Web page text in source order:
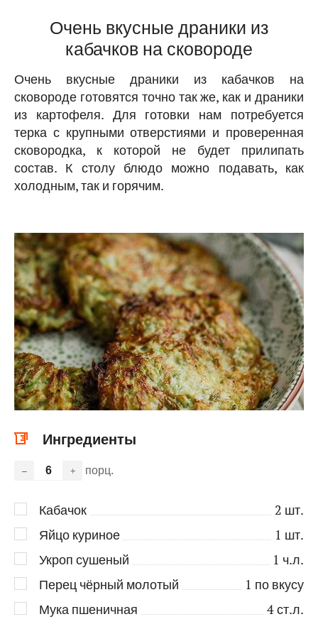
Очень вкусные драники из
кабачков на сковороде
Очень вкусные драники из кабачков на
сковороде готовятся точно так же, как и драники
из картофеля. Для готовки нам потребуется
терка с крупными отверстиями и проверенная
сковородка, к которой не будет прилипать
состав. К столу блюдо можно подавать, как
холодным, так и горячим.
Ингредиенты
– + порц.
Кабачок 2 шт.
Яйцо куриное
1 шт.
Укроп сушеный
1 ч.л.
Перец чёрный молотый
1 по вкусу
Мука пшеничная
4ст.л.